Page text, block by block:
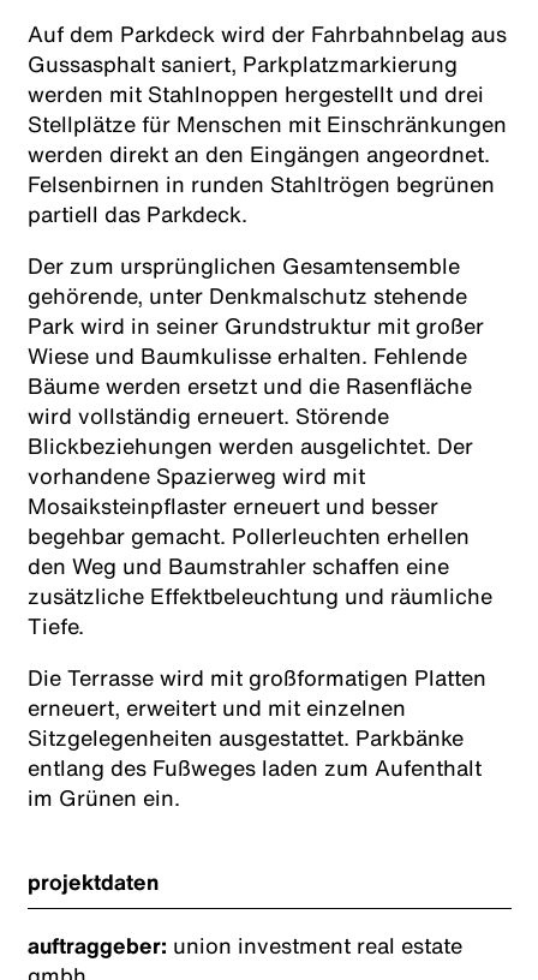
Auf dem Parkdeck wird der Fahrbahnbelag aus
Gussasphalt saniert, Parkplatzmarkierung
werden mit Stahlnoppen hergestellt und drei
Stellplätze für Menschen mit Einschränkungen
werden direkt an den Eingängen angeordnet.
Felsenbirnen in runden Stahltrögen begrünen
partiell das Parkdeck.
Der zum ursprünglichen Gesamtensemble
gehörende, unter Denkmalschutz stehende
Park wird in seiner Grundstruktur mit großer
Wiese und Baumkulisse erhalten. Fehlende
Bäume werden ersetzt und die Rasenfläche
wird vollständig erneuert. Störende
Blickbeziehungen werden ausgelichtet. Der
vorhandene Spazierweg wird mit
Mosaiksteinpflaster erneuert und besser
begehbar gemacht. Pollerleuchten erhellen
den Weg und Baumstrahler schaffen eine
zusätzliche Effektbeleuchtung und räumliche
Tiefe.
Die Terrasse wird mit großformatigen Platten
erneuert, erweitert und mit einzelnen
Sitzgelegenheiten ausgestattet. Parkbänke
entlang des Fußweges laden zum Aufenthalt
im Grünen ein.
projektdaten
auftraggeber: union investment real estate